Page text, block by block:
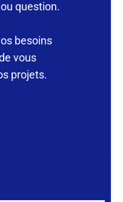
question.
besoins
vous
projets.